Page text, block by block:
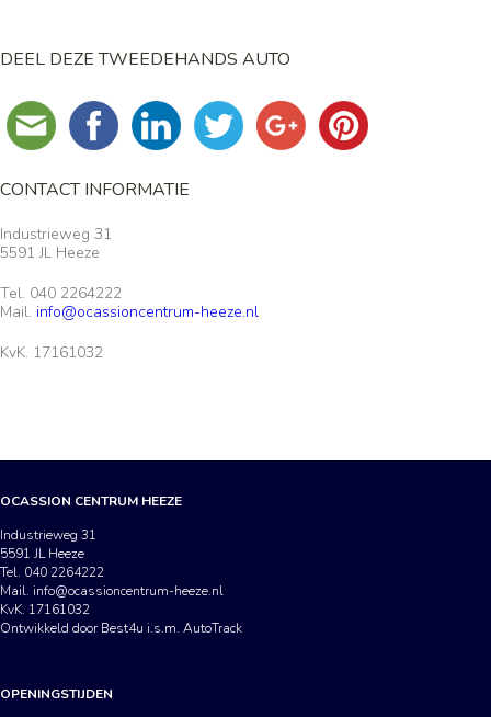
DEEL DEZE TWEEDEHANDS AUTO
CONTACT INFORMATIE
Industrieweg 31
5591 JL Heeze
Tel. 040 2264222
Mail. info@ocassioncentrum-heeze.nl
KvK. 17161032
OCASSION CENTRUM HEEZE
Industrieweg 31
5591 JL Heeze
Tel. 040 2264222
Mail. info@ocassioncentrum-heeze.nl
KvK. 17161032
Ontwikkeld door Best4u i.s.m. AutoTrack
OPENINGSTIJDEN